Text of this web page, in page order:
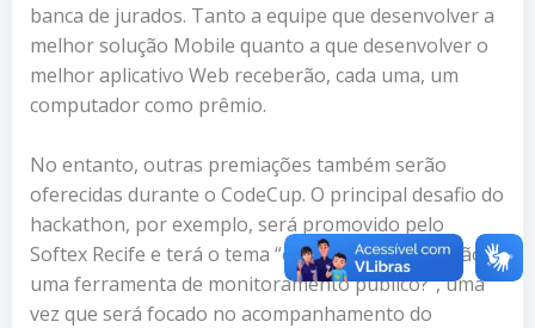
banca de jurados. Tanto a equipe que desenvolver a
melhor solução Mobile quanto a que desenvolver o
melhor aplicativo Web receberão, cada uma, um
computador como prêmio.
No entanto, outras premiações também serão
oferecidas durante o CodeCup. O principal desafio do
hackathon, por exemplo, será promovido pelo
Softex Recife e terá o tema “como tornar o cidadão
uma ferramenta de monitoramento público?”, uma
vez que será focado no acompanhamento do